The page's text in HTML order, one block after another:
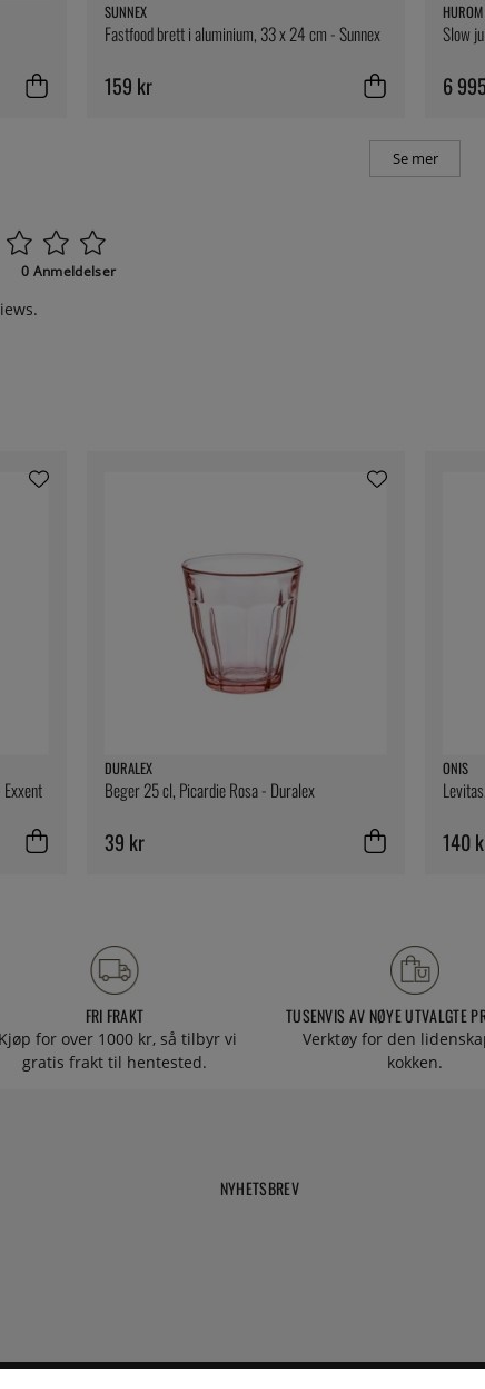
SUNNEX
Fastfood brett i aluminium, 33 x 24 cm - Sunnex
159 kr
HUROM
Slow
6
Se mer
0 Anmeldelser
DURALEX
Beger 25 cl, Picardie Rosa - Duralex
39 kr
ONIS
140
FRI FRAKT
Kjøp for over 1000 kr, så tilbyr vi
gratis frakt til hentested.
TUSENVIS AV NØYE UTVALGTE
Verktøy for den
kokken.
NYHETSBREV